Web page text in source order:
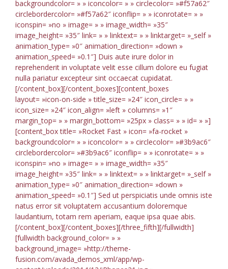
backgroundcolor= » » iconcolor= » » circlecolor= »#f57a62″
circlebordercolor= »#f57a62″ iconflip= » » iconrotate= » »
iconspin= »no » image= » » image_width= »35″
image_height= »35″ link= » » linktext= » » linktarget= »_self »
animation_type= »0″ animation_direction= »down »
animation_speed= »0.1″] Duis aute irure dolor in
reprehenderit in voluptate velit esse cillum dolore eu fugiat
nulla pariatur excepteur sint occaecat cupidatat.
[/content_box][/content_boxes][content_boxes
layout= »icon-on-side » title_size= »24″ icon_circle= » »
icon_size= »24″ icon_align= »left » columns= »1″
margin_top= » » margin_bottom= »25px » class= » » id= » »]
[content_box title= »Rocket Fast » icon= »fa-rocket »
backgroundcolor= » » iconcolor= » » circlecolor= »#3b9ac6″
circlebordercolor= »#3b9ac6″ iconflip= » » iconrotate= » »
iconspin= »no » image= » » image_width= »35″
image_height= »35″ link= » » linktext= » » linktarget= »_self »
animation_type= »0″ animation_direction= »down »
animation_speed= »0.1″] Sed ut perspiciatis unde omnis iste
natus error sit voluptatem accusantium doloremque
laudantium, totam rem aperiam, eaque ipsa quae abis.
[/content_box][/content_boxes][/three_fifth][/fullwidth]
[fullwidth background_color= » »
background_image= »http://theme-
fusion.com/avada_demos_xml/app/wp-